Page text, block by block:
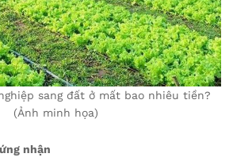
sang đất ở mất bao nhiêu tiền?
(Ảnh minh họa)
nhận